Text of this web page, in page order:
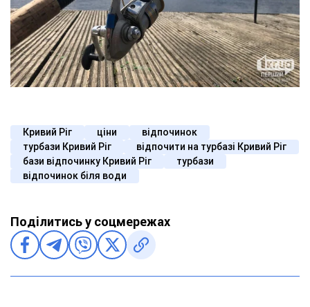
Кривий Ріг ціни
відпочинок
турбази Кривий Ріг
відпочити на турбазі Кривий Ріг
бази відпочинку Кривий Ріг
турбази
відпочинок біля води
Поділитись у соцмережах